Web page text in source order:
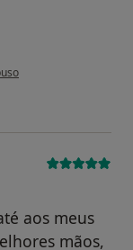
utilizador Conta eliminada
aos meus
mãos,